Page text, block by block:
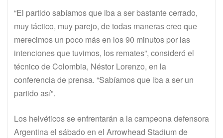
“El partido sabíamos que iba a ser bastante cerrado,
muy táctico, muy parejo, de todas maneras creo que
merecimos un poco más en los 90 minutos por las
intenciones que tuvimos, los remates”, consideró el
técnico de Colombia, Néstor Lorenzo, en la
conferencia de prensa. “Sabíamos que iba a ser un
partido así”.
Los helvéticos se enfrentarán a la campeona defensora
Argentina el sábado en el Arrowhead Stadium de